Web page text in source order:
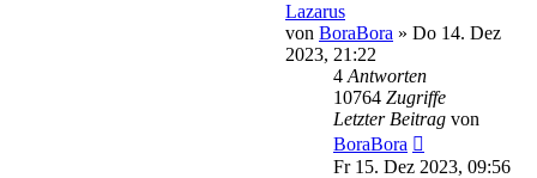
Lazarus
von BoraBora » Do 14. Dez
2023, 21:22
4 Antworten
10764 Zugriffe
Letzter Beitrag von
BoraBora
Fr 15. Dez 2023, 09:56